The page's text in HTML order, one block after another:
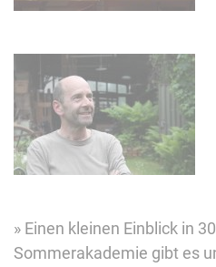
» Einen kleinen Einblick in
Sommerakademie gibt es